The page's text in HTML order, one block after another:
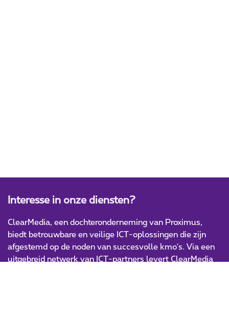
Interesse in onze diensten?
ClearMedia, een dochteronderneming van Proximus,
biedt betrouwbare en veilige ICT-oplossingen die zijn
afgestemd op de noden van succesvolle kmo's. Via een
uitgebreid netwerk van ICT-partners levert ClearMedia